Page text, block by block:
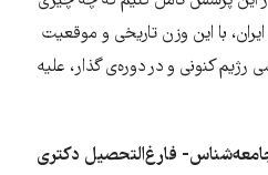
با این وزن تاریخی و موقعیت
کنونی و در دوره‌ی گذار، علیه
فارغ‌التحصیل دکتری